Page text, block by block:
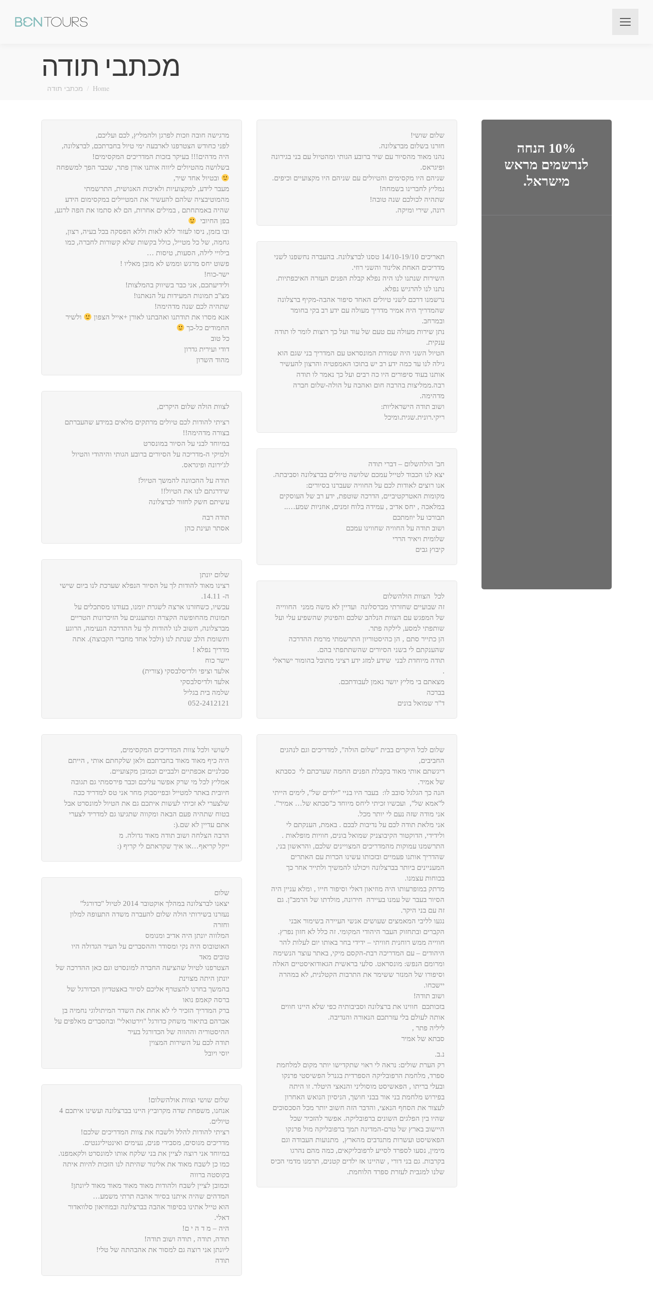
מכתבי תודה
You are here:
Home מכתבי תודה
מרגישה חובה וזכות לפרגן ולהמליץ, לכם ועליכם,
לפני כחודש הצטרפנו לארבעה ימי טיול בחברתכם, לברצלונה,
היה מדהים!!! בעיקר בזכות המדריכים המקסימים!
בשלושה מהטיולים ליווה אותנו אורן פתר, שכבר הפך למשפחה
ובטיול אחד שיר,
מעבר לידע, למקצועיות ולאיכות האנושית, התרשמתי
מהמוטיבציה שלהם להעשיר את המטיילים במקסימום הידע
שהיה באמתחתם , במילים אחרות, הם לא סתמו את הפה לרגע,
בפן החיובי
ובו בזמן, ניסו לעזור ללא לאות וללא הפסקה בכל בעיה, רצון,
גחמה, של כל מטייל, כולל בקשות שלא קשורות לחברה, כמו
בילויי לילה, הסעות, טיסות …
פשוט יחס מרגש וממש לא מובן מאליו !
ישר-כוח!
ולידיעתכם, אני כבר בשיווק בהמלצות!
מצ"ב תמונות המעידות על הנאתנו!
שתהיה לכם שנה מדהימה!
אנא מסרו את תודתנו ואהבתנו לאורן +אייל הצפון
ולשיר
החמודים כל-כך
כל טוב
דודי ועירית גדרון
מהוד השרון
לצוות הולה שלום היקרים,
רציתי להודות לכם טיולים מרתקים מלאים במידע שהעברתם
בצורה מדהימה!!
במיוחד לבני על הסיור במונסרט
ולמיקי ה-מדריכה על הסיורים ברובע הגותי והיהודי והטיול
לג'ירונה ופיגראס.
תודה על ההכוונה להמשך הטיול!
שידרגתם לנו את הטיול!!
עשיתם חשק לחזור לברצלונה
תודה רבה
אסתר ועינת כהן
שלום יונתן
רצינו מאוד להודות לך על הסיור הנפלא שערכת לנו ביום שישי
ה- 14.11.
עכשיו, כשחזרנו ארצה לשגרת יומנו, בעודנו מסתכלים על
תמונות מהחופשה הקצרה ומתענגים על הזיכרונות הטריים
מברצלונה, חשוב לנו להודות לך על ההדרכה הנעימה, הרוגע
ותשומת הלב שנתת לנו (ולכל אחד מחברי הקבוצה). אתה
מדריך נפלא !
יישר כוח
אלעד וציפי ולדיסלבסקי (צורית)
אלעד ולדיסלבסקי
שלמה בית בגליל
052-2412121
לשושי ולכל צוות המדריכים המקסימים,
היה כיף מאוד מאוד בחברתכם ולאן שלקחתם אותי , הייתם
סבלניים אכפתיים ולבביים וכמובן מקצועיים.
אמליץ לכל מי שרק אפשר עליכם וכבר פירסמתי גם תגובה
חיובית באתר למטייל ובפייסבוק מחר אני טס למדריד ככה
שלצערי לא זכיתי לעשות איתכם גם את הטיול למונסרט אבל
בטוח שתהיה פעם הבאה ומקווה שתגיעו גם למדריד לצערי
אתם עדיין לא שם.(:
הרבה הצלחה ושוב תודה מאוד גדולה. מ
ייקל קריאף…או איך שקראתם לי קריף (:
שלום
יצאנו לברצלונה במהלך אוקטובר 2014 לטיול "כדורגל"
נעזרנו בשירותי הולה שלום להעברה משדה התעופה למלון
וחזרה
המלווה יונתן היה אדיב ומנומס
האוטובוס היה נקי ומסודר וההסברים על העיר הגדולה היו
טובים מאד
הצטרפנו לטיול שהציעה החברה למונסרט וגם כאן ההדרכה של
יונתן היתה מצוינת
בהמשך בחרנו להצטרף אליכם לסיור באצטדיון הכדורגל של
ברסה קאמפ נואו
ברק המדריך הזכיר לי לא אחת את השדר המיתולוגי נחמיה בן
אברהם בתיאור משחק כדורגל "וירטואלי" ובהסברים מאלפים על
ההיסטוריה וההווה של הכדורגל בעיר
תודה לכם על השירות המצוין
יוסי ויובל
שלום שושי וצוות אולהשלום!
אנחנו, משפחת שדה מקרוביץ היינו בברצלונה ועשינו איתכם 4
טיולים.
רציתי להודות להלל ולשבח את צוות המדריכים שלכם!
מדריכים מנוסים, מסבירי פנים, נעימים ואינטיליגנטים.
במיוחד אני רוצה לציין את בני שלקח אותו למונסרט ולקאמפנו.
כמו כן לשבח מאוד את אלינור שהיתה לנו הזכות להיות איתה
בקוסטה ברווה
וכמובן לציין לשבח ולהודות מאוד מאוד מאוד מאוד ליונתן!
המדהים שהיה איתנו בסיור אהבה תרתי משמע…
הוא טייל אתינו בסיפור אהבה בברצלונה ובמוזיאון סלוואדור
דאלי.
היה – מ ד ה י ם!
תודה, תודה , תודה ושוב תודה!
ליונתן אני רוצה גם למסור את אהבהתה של טלי!
תודה
שלום שושי!
חזרנו בשלום מברצלונה.
נהנו מאוד מהסיור עם שיר ברובע הגותי ומהטיול עם בני בגירונה
ופיגראס.
שניהם היו מקסימים והטיולים עם שניהם היו מקצועיים וכיפים.
נמליץ לחברינו בשמחה!
שתהיה לכולכם שנה טובה!
רונה, שירי ומיקה.
תאריכים 14/10-19/10 טסנו לברצלונה. בהעברה נחשפנו לשני
מדריכים האחת אלינור והשני רוזי.
השירות שנתנו לנו היה נפלא קבלת הפנים העזרה האיכפתיות.
נתנו לנו להרגיש נפלא.
נרשמנו דרכם לשני טיולים האחד סיפור אהבה-מקיף ברצלונה
שהמדריך היה אמיר מדריך מעולה עם ידע רב בקי בחומר
ובמרחב.
נתן שירות מעולה עם טעם של עוד ועל כך רוצות לומר לו תודה
ענקית.
הטיול השני היה שמורת המונסראט עם המדריך בני שגם הוא
גילה לנו עד כמה ידע רב יש בתוכו האמפטיה והרצון להעשיר
אותנו בעוד סיפורים היו כה רבים ועל כך נאמר לו תודה
רבה.ממליצות בהרבה חום ואהבה על הולה-שלום חברה
מדהימה.
ושוב תודה הישראליות:
ריקי.רונית.שגית.ומיכל
חב' הולהשלום – דברי תודה
יצא לנו הכבוד לטייל עמכם שלושה טיולים בברצלונה וסביבתה.
אנו רוצים לאודות לכם על החוויה שעברנו בסיורים:
מקומות האטרקטיביים, הדרכה שוטפת, ידע רב של העוסקים
במלאכה , יחס אדיב , עמידה בלוח זמנים, אוזניות שמע…..
תבורכו על יוזמתכם
ושוב תודה על החוויה שחווינו עמכם
שלומית ויאיר הררי
קיבוץ גבים
לכל הצוות הולהשלום
זה שבועיים שחזרתי מברסלונה ועדיין לא משה ממני החווייה
של המפגש עם הצוות הנלהב שלכם והפינוק שהשפיע עלי ועל
שותפתי למסע, לילקה פתר.
הן כתייר סתם , הן כהיסטוריון התרשמתי מרמת ההדרכה
שהענקתם לי בשני הסיורים שהשתתפתי בהם.
תודה מיוחדת לבני שידע למזג ידע רציני מתובל בהומור ישראלי
.
מצאתם בי מליץ יושר נאמן לעבודתכם.
בברכה
ד"ר שמואל בונים
שלום לכל היקרים בבית "שלום הולה", למדריכים וגם לנהגים
החביבים,
ריגשתם אותי מאוד בקבלת הפנים החמה שערכתם לי כסבתא
של אמיר.
הנה כך הגלגל סובב לו: בעבר היו בניי "ילדים של", לימים הייתי
ל"אמא של", ועכשיו זכיתי ליחס מיוחד כ"סבתא של… אמיר".
אני מודה שזה נעם לי יותר מכל.
אני מלאת תודה לכם על נדיבות לבכם . באמת, הענקתם לי
ולידידי, הדוקטור הקיבוצניק שמואל בונים, חוויות מופלאות .
התרשמנו עמוקות מהמדריכים המצויינים שלכם, והראשון בני,
שהדריך אותנו פעמיים ובזכותו עשינו הכרות עם האתרים
המעניינים ביותר בברצלונה ויכולנו להמשיך ולתייר אחר כך
בכוחות עצמנו.
מרתק במופרעותו היה מוזיאון דאלי וסיפור חייו , ומלא עניין היה
הסיור בעבר של עמנו בעיירה חירונה, מולדתו של הרמב"ן. גם
זה עם בני היקר.
נגעו לליבי המאמצים שעושים אנשי העיירה בשימור אבני
הקברים ובתחזוק העבר היהודי המקומי. זה כלל לא חזון נפרץ.
חווייה ממש רוחנית חוויתי – ידידי בחר באותו יום לעלות להר
היהודים – עם המדריכה רבת-הקסם מיקי, באתר עוצר הנשימה
ומרומם הנפש: מונסראט. סלעי בראשית הגאודואיסטיים האלה
וסיפורו של המנזר ששימר את התרבות הקטלנית, לא במהרה
יישכחו.
ושוב תודה!
בזכותכם חווינו את ברצלונה וסביבותיה כפי שלא היינו חווים
אותה לעולם בלי עזרתכם הנאורה והנדיבה.
ליליה פתר ,
סבתא של אמיר
נ.ב.
רק הערת שולים: נראה לי ראוי שתקדישו יותר מקום למלחמת
ספרד, מלחמת הרפובליקה הספרדית בגנרל הפשיסטי פרנקו
ובעלי בריתו , הפאשיסט מוסוליני והנאצי היטלר. זו היתה
בפירוש מלחמת בני אור בבני חושך, הניסיון הנואש האחרון
לעצור את הסחף הנאצי, והדבר הזה חשוב יותר מכל הסכסוכים
שהיו בין הפלגים השונים ברפובליקה. אפשר להזכיר שכל
היישוב בארץ של טרם-המדינה תמך ברפובליקה מול פרנקו
הפאשיסט ועשרות מתנדבים מהארץ, מתנועות העבודה וגם
מימין, נסעו לספרד לסייע לרפובליקאים, כמה מהם נהרגו
בקרבות. גם בני דורי , שהיינו אז ילדים קטנים, תרמנו מדמי הכיס
שלנו למגבית לעזרת ספרד הלוחמת.
10% הנחה
לנרשמים מראש
מישראל.